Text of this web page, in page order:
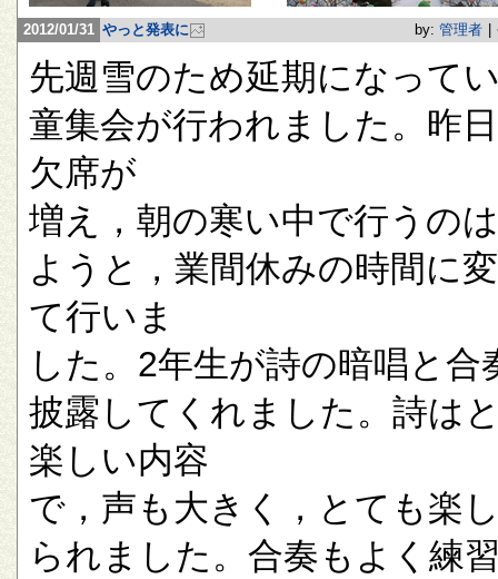
2012/01/31 やっと発表に by: 管理者
先週雪のため延期になって
童集会が行われました。昨
欠席が
増え，朝の寒い中で行うの
ようと，業間休みの時間に
て行いま
した。2年生が詩の暗唱と合
披露してくれました。詩は
楽しい内容
で，声も大きく，とても楽
られました。合奏もよく練